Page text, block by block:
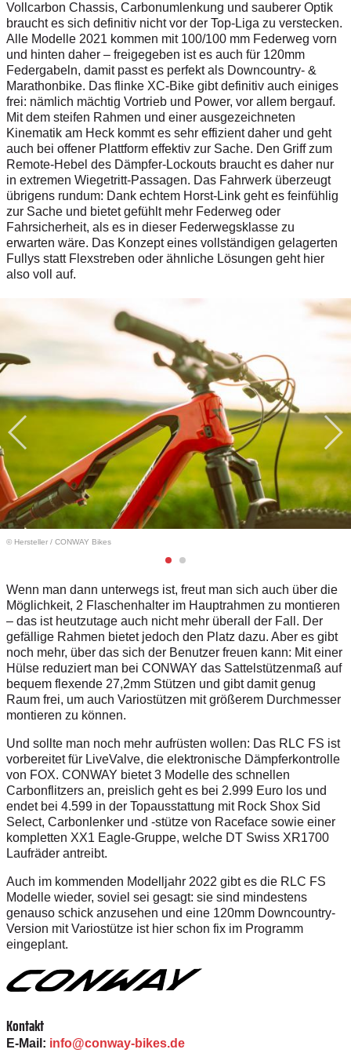
Vollcarbon Chassis, Carbonumlenkung und sauberer Optik
braucht es sich definitiv nicht vor der Top-Liga zu verstecken.
Alle Modelle 2021 kommen mit 100/100 mm Federweg vorn
und hinten daher – freigegeben ist es auch für 120mm
Federgabeln, damit passt es perfekt als Downcountry- &
Marathonbike. Das flinke XC-Bike gibt definitiv auch einiges
frei: nämlich mächtig Vortrieb und Power, vor allem bergauf.
Mit dem steifen Rahmen und einer ausgezeichneten
Kinematik am Heck kommt es sehr effizient daher und geht
auch bei offener Plattform effektiv zur Sache. Den Griff zum
Remote-Hebel des Dämpfer-Lockouts braucht es daher nur
in extremen Wiegetritt-Passagen. Das Fahrwerk überzeugt
übrigens rundum: Dank echtem Horst-Link geht es feinfühlig
zur Sache und bietet gefühlt mehr Federweg oder
Fahrsicherheit, als es in dieser Federwegsklasse zu
erwarten wäre. Das Konzept eines vollständigen gelagerten
Fullys statt Flexstreben oder ähnliche Lösungen geht hier
also voll auf.
© Hersteller / CONWAY Bikes
Wenn man dann unterwegs ist, freut man sich auch über die
Möglichkeit, 2 Flaschenhalter im Hauptrahmen zu montieren
– das ist heutzutage auch nicht mehr überall der Fall. Der
gefällige Rahmen bietet jedoch den Platz dazu. Aber es gibt
noch mehr, über das sich der Benutzer freuen kann: Mit einer
Hülse reduziert man bei CONWAY das Sattelstützenmaß auf
bequem flexende 27,2mm Stützen und gibt damit genug
Raum frei, um auch Variostützen mit größerem Durchmesser
montieren zu können.
Und sollte man noch mehr aufrüsten wollen: Das RLC FS ist
vorbereitet für LiveValve, die elektronische Dämpferkontrolle
von FOX. CONWAY bietet 3 Modelle des schnellen
Carbonflitzers an, preislich geht es bei 2.999 Euro los und
endet bei 4.599 in der Topausstattung mit Rock Shox Sid
Select, Carbonlenker und -stütze von Raceface sowie einer
kompletten XX1 Eagle-Gruppe, welche DT Swiss XR1700
Laufräder antreibt.
Auch im kommenden Modelljahr 2022 gibt es die RLC FS
Modelle wieder, soviel sei gesagt: sie sind mindestens
genauso schick anzusehen und eine 120mm Downcountry-
Version mit Variostütze ist hier schon fix im Programm
eingeplant.
Kontakt
E-Mail: info@conway-bikes.de